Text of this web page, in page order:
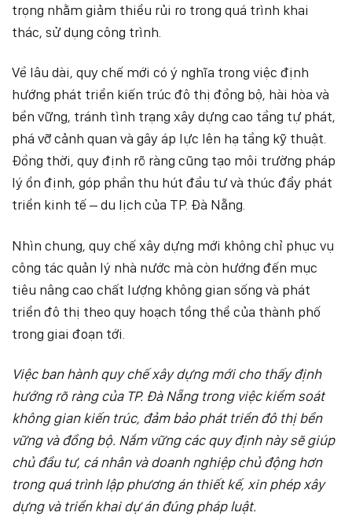
trọng nhằm giảm thiểu rủi ro trong quá trình khai
thác, sử dụng công trình.
Về lâu dài, quy chế mới có ý nghĩa trong việc định
hướng phát triển kiến trúc đô thị đồng bộ, hài hòa và
bền vững, tránh tình trạng xây dựng cao tầng tự phát,
phá vỡ cảnh quan và gây áp lực lên hạ tầng kỹ thuật.
Đồng thời, quy định rõ ràng cũng tạo môi trường pháp
lý ổn định, góp phần thu hút đầu tư và thúc đẩy phát
triển kinh tế – du lịch của TP. Đà Nẵng.
Nhìn chung, quy chế xây dựng mới không chỉ phục vụ
công tác quản lý nhà nước mà còn hướng đến mục
tiêu nâng cao chất lượng không gian sống và phát
triển đô thị theo quy hoạch tổng thể của thành phố
trong giai đoạn tới.
Việc ban hành quy chế xây dựng mới cho thấy định
hướng rõ ràng của TP. Đà Nẵng trong việc kiểm soát
không gian kiến trúc, đảm bảo phát triển đô thị bền
vững và đồng bộ. Nắm vững các quy định này sẽ giúp
chủ đầu tư, cá nhân và doanh nghiệp chủ động hơn
trong quá trình lập phương án thiết kế, xin phép xây
dựng và triển khai dự án đúng pháp luật.